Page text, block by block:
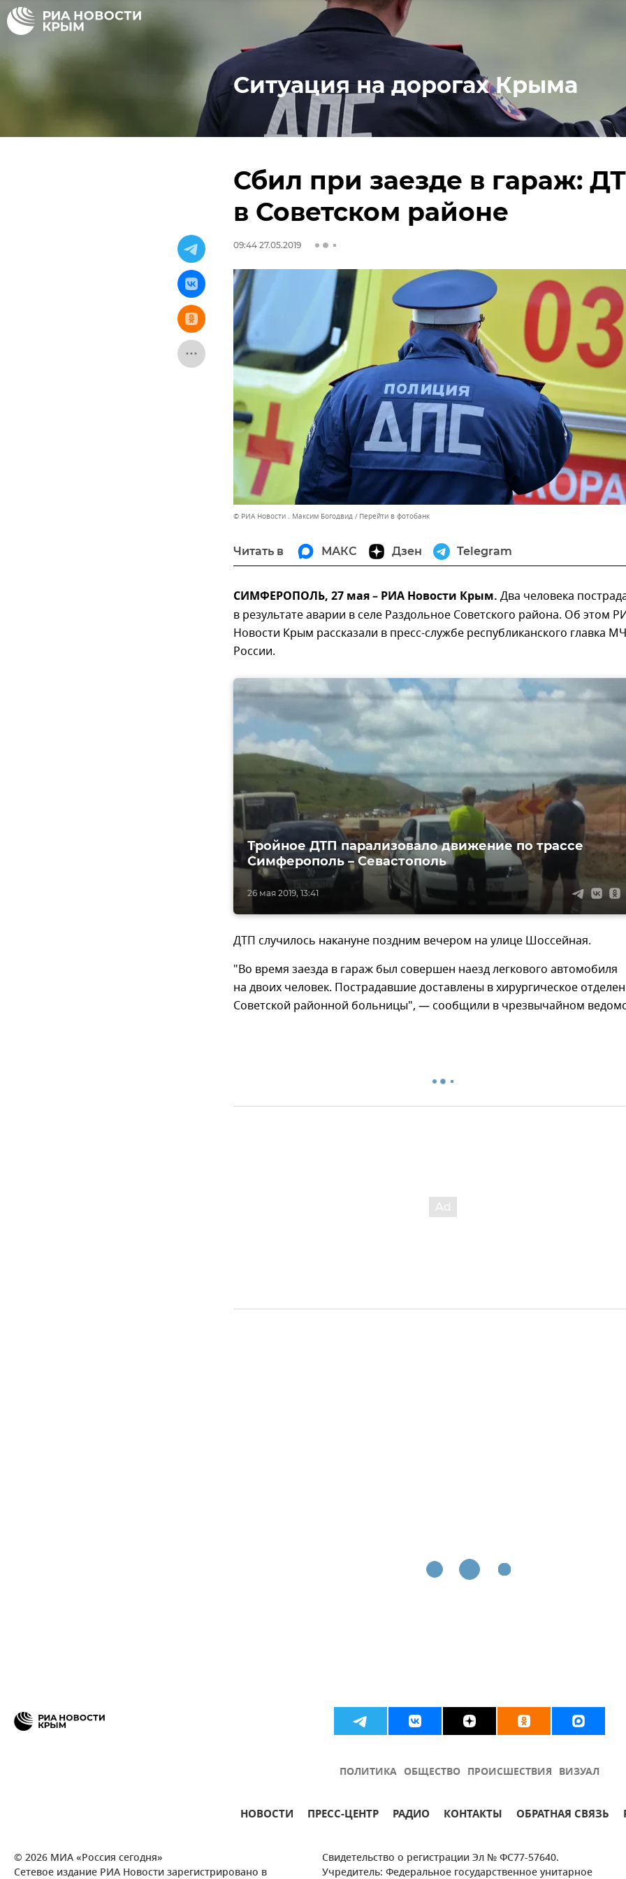
Ситуация на дорогах Крыма
Сбил при заезде в гараж:
в Советском районе
09:44 27.05.2019
© РИА Новости . Максим Богодвид Перейти в фотобанк
Читать в МАКС Дзен Telegram
СИМФЕРОПОЛЬ, 27 мая – РИА Новости Крым. Два человека
в результате аварии в селе Раздольное Советского района. Об этом
Новости Крым рассказали в пресс-службе республиканского главка
России.
26 мая 2019, 13:41
Тройное ДТП парализовало движение по трассе
Симферополь – Севастополь
ДТП случилось накануне поздним вечером на улице Шоссейная.
"Во время заезда в гараж был совершен наезд легкового автомобиля
на двоих человек. Пострадавшие доставлены в хирургическое
Советской районной больницы", — сообщили в чрезвычайном
ПОЛИТИКА ОБЩЕСТВО ПРОИСШЕСТВИЯ ВИЗУАЛ
НОВОСТИ ПРЕСС-ЦЕНТР РАДИО КОНТАКТЫ ОБРАТНАЯ СВЯЗЬ
© 2026 МИА «Россия сегодня»
Сетевое издание РИА Новости зарегистрировано в
Свидетельство о регистрации Эл № ФС77-57640.
Учредитель: Федеральное государственное унитарное